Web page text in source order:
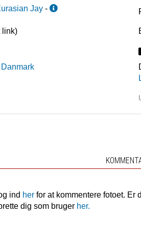
Jay -
link)
Danmark
ind her for at kommentere fotoet. Er
dig som bruger her.